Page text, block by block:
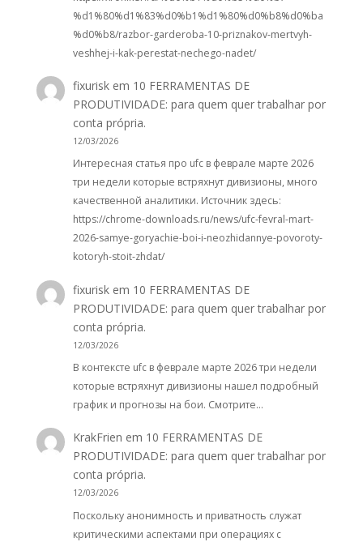
%d1%80%d1%83%d0%b1%d1%80%d0%b8%d0%ba
%d0%b8/razbor-garderoba-10-priznakov-mertvyh-
veshhej-i-kak-perestat-nechego-nadet/
fixurisk em 10 FERRAMENTAS DE
PRODUTIVIDADE: para quem quer trabalhar por
conta própria.
12/03/2026
Интересная статья про ufc в феврале марте 2026
три недели которые встряхнут дивизионы, много
качественной аналитики. Источник здесь:
https://chrome-downloads.ru/news/ufc-fevral-mart-
2026-samye-goryachie-boi-i-neozhidannye-povoroty-
kotoryh-stoit-zhdat/
fixurisk em 10 FERRAMENTAS DE
PRODUTIVIDADE: para quem quer trabalhar por
conta própria.
12/03/2026
В контексте ufc в феврале марте 2026 три недели
которые встряхнут дивизионы нашел подробный
график и прогнозы на бои. Смотрите…
KrakFrien em 10 FERRAMENTAS DE
PRODUTIVIDADE: para quem quer trabalhar por
conta própria.
12/03/2026
Поскольку анонимность и приватность служат
критическими аспектами при операциях с